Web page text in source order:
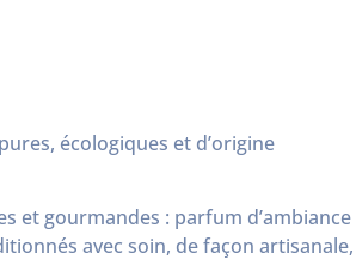
écologiques et d’origine
et gourmandes : parfum d’ambiance
avec soin, de façon artisanale,